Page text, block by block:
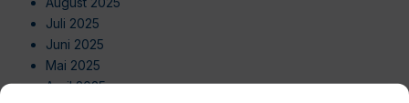
Juli 2025
Juni 2025
Mai 2025
April 2025